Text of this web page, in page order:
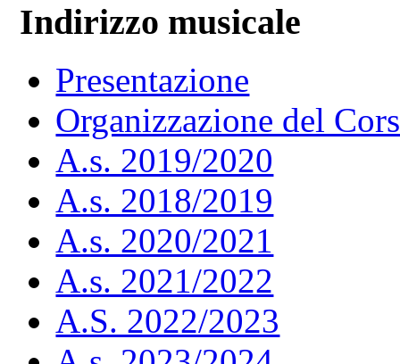
Indirizzo musicale
Presentazione
Organizzazione del
A.s. 2019/2020
A.s. 2018/2019
A.s. 2020/2021
A.s. 2021/2022
A.S. 2022/2023